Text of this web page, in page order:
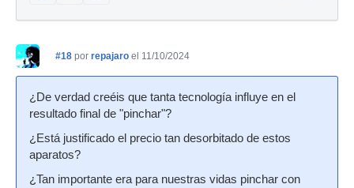
#18 por repajaro el 11/10/2024
¿De verdad creéis que tanta tecnología influye en el
resultado final de "pinchar"?
¿Está justificado el precio tan desorbitado de estos
aparatos?
¿Tan importante era para nuestras vidas pinchar con